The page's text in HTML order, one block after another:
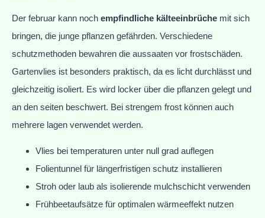
Der februar kann noch empfindliche kälteeinbrüche mit sich
bringen, die junge pflanzen gefährden. Verschiedene
schutzmethoden bewahren die aussaaten vor frostschäden.
Gartenvlies ist besonders praktisch, da es licht durchlässt und
gleichzeitig isoliert. Es wird locker über die pflanzen gelegt und
an den seiten beschwert. Bei strengem frost können auch
mehrere lagen verwendet werden.
Vlies bei temperaturen unter null grad auflegen
Folientunnel für längerfristigen schutz installieren
Stroh oder laub als isolierende mulchschicht verwenden
Frühbeetaufsätze für optimalen wärmeeffekt nutzen